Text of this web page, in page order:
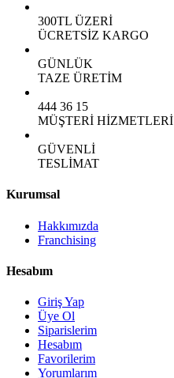
300TL ÜZERİ
ÜCRETSİZ KARGO
GÜNLÜK
TAZE ÜRETİM
444 36 15
MÜŞTERİ HİZMETLERİ
GÜVENLİ
TESLİMAT
Kurumsal
Hakkımızda
Franchising
Hesabım
Giriş Yap
Üye Ol
Siparislerim
Hesabım
Favorilerim
Yorumlarım